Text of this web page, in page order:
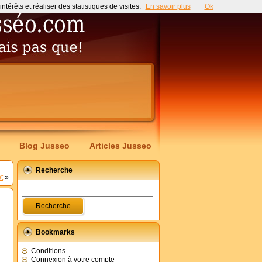
Blog Jusseo Articles Jusseo
»
Recherche
Bookmarks
Conditions
Connexion à votre compte
et réaliser des statistiques de visites. En savoir plus Ok